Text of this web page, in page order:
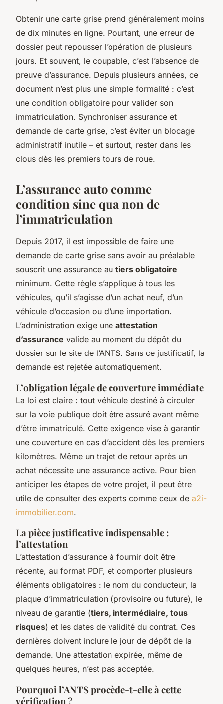
Obtenir une carte grise prend généralement moins
de dix minutes en ligne. Pourtant, une erreur de
dossier peut repousser l’opération de plusieurs
jours. Et souvent, le coupable, c’est l’absence de
preuve d’assurance. Depuis plusieurs années, ce
document n’est plus une simple formalité : c’est
une condition obligatoire pour valider son
immatriculation. Synchroniser assurance et
demande de carte grise, c’est éviter un blocage
administratif inutile – et surtout, rester dans les
clous dès les premiers tours de roue.
L’assurance auto comme
condition sine qua non de
l’immatriculation
Depuis 2017, il est impossible de faire une
demande de carte grise sans avoir au préalable
souscrit une assurance au tiers obligatoire
minimum. Cette règle s’applique à tous les
véhicules, qu’il s’agisse d’un achat neuf, d’un
véhicule d’occasion ou d’une importation.
L’administration exige une attestation
d’assurance valide au moment du dépôt du
dossier sur le site de l’ANTS. Sans ce justificatif, la
demande est rejetée automatiquement.
L’obligation légale de couverture immédiate
La loi est claire : tout véhicule destiné à circuler
sur la voie publique doit être assuré avant même
d’être immatriculé. Cette exigence vise à garantir
une couverture en cas d’accident dès les premiers
kilomètres. Même un trajet de retour après un
achat nécessite une assurance active. Pour bien
anticiper les étapes de votre projet, il peut être
utile de consulter des experts comme ceux de a2i-
immobilier.com.
La pièce justificative indispensable :
l’attestation
L’attestation d’assurance à fournir doit être
récente, au format PDF, et comporter plusieurs
éléments obligatoires : le nom du conducteur, la
plaque d’immatriculation (provisoire ou future), le
niveau de garantie (tiers, intermédiaire, tous
risques) et les dates de validité du contrat. Ces
dernières doivent inclure le jour de dépôt de la
demande. Une attestation expirée, même de
quelques heures, n’est pas acceptée.
Pourquoi l’ANTS procède-t-elle à cette
vérification ?